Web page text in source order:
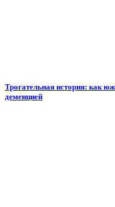
Трогательная история: как
деменцией